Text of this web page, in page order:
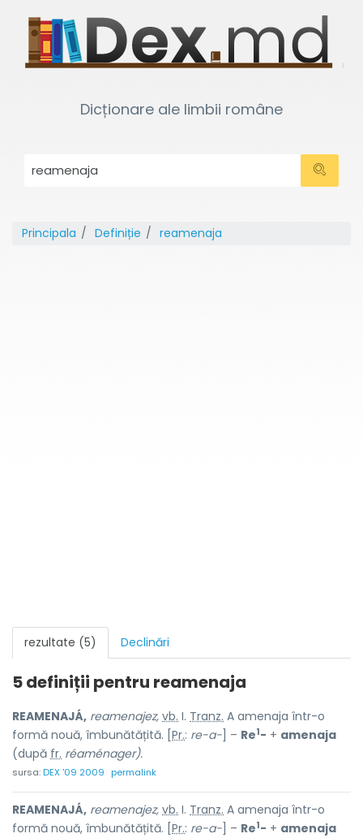
Dicționare ale limbii române
Principala Definiție reamenaja
rezultate (5) Declinări
5 definiții pentru reamenaja
REAMENAJÁ, reamenajez, vb. I. Tranz. A amenaja într-o
formă nouă, îmbunătățită. [ Pr.: re-a- ] – Re1- + amenaja
(după fr. réaménager).
sursa:DEX '09 2009 permalink
REAMENAJÁ, reamenajez, vb. I. Tranz. A amenaja într-o
formă nouă, îmbunătățită. [ Pr.: re-a- ] – Re1- + amenaja